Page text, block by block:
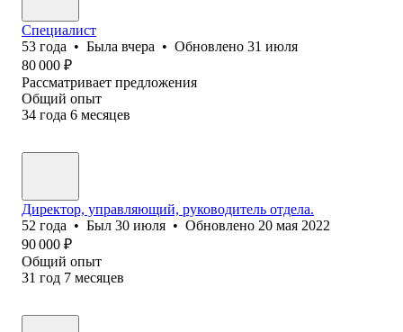
Специалист
53 года • Была вчера • Обновлено 31 июля
80 000 ₽
Рассматривает предложения
Общий опыт
34 года 6 месяцев
Директор, управляющий, руководитель отдела.
52 года • Был 30 июля • Обновлено 20 мая 2022
90 000 ₽
Общий опыт
31 год 7 месяцев